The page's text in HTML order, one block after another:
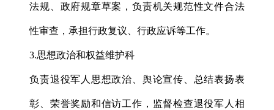
法规、政府规章草案，负责机关规范性文件合法
性审查，承担行政复议、行政应诉等工作。
3.思想政治和权益维护科
负责退役军人思想政治、舆论宣传、总结表扬表
彰、荣誉奖励和信访工作，监督检查退役军人相